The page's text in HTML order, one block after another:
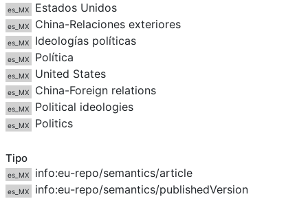
es_MX Estados Unidos
es_MX China-Relaciones exteriores
es_MX Ideologías políticas
es_MX Política
es_MX United States
es_MX China-Foreign relations
es_MX Political ideologies
es_MX Politics
Tipo
es_MX info:eu-repo/semantics/article
es_MX info:eu-repo/semantics/publishedVersion